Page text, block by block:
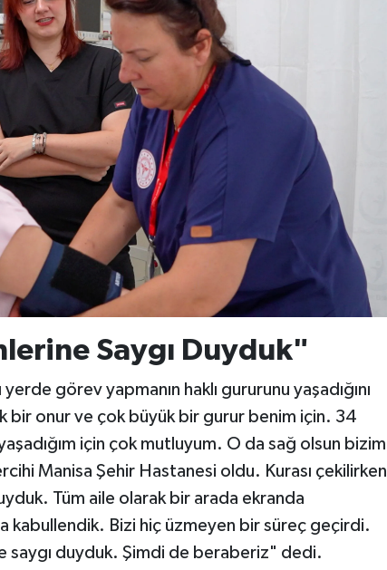
Saygı Duyduk"
görev yapmanın haklı gururunu yaşadığını
bir onur ve çok büyük bir gurur benim için. 34
için çok mutluyum. O da sağ olsun bizim
Manisa Şehir Hastanesi oldu. Kurası çekilirken
Tüm aile olarak bir arada ekranda
kabullendik. Bizi hiç üzmeyen bir süreç geçirdi.
saygı duyduk. Şimdi de beraberiz" dedi.